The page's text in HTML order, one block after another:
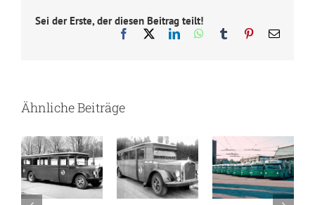
Sei der Erste, der diesen Beitrag teilt!
Facebook LinkedInWhatsApp
Tumblr Pinterest
E-
Ähnliche Beiträge